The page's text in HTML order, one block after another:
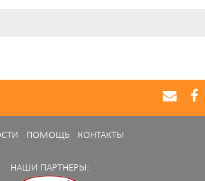
ПОМОЩЬ КОНТАКТЫ
НАШИ ПАРТНЕРЫ: